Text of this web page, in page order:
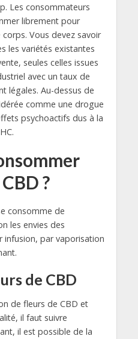
Les consommateurs
librement pour
Vous devez savoir
les variétés existantes
seules celles issues
avec un taux de
légales. Au-dessus de
comme une drogue
psychoactifs dus à la
?
consomme de
les envies des
par vaporisation
de CBD
de fleurs de CBD et
il faut suivre
il est possible de la